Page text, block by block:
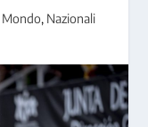
Mondo, Nazionali